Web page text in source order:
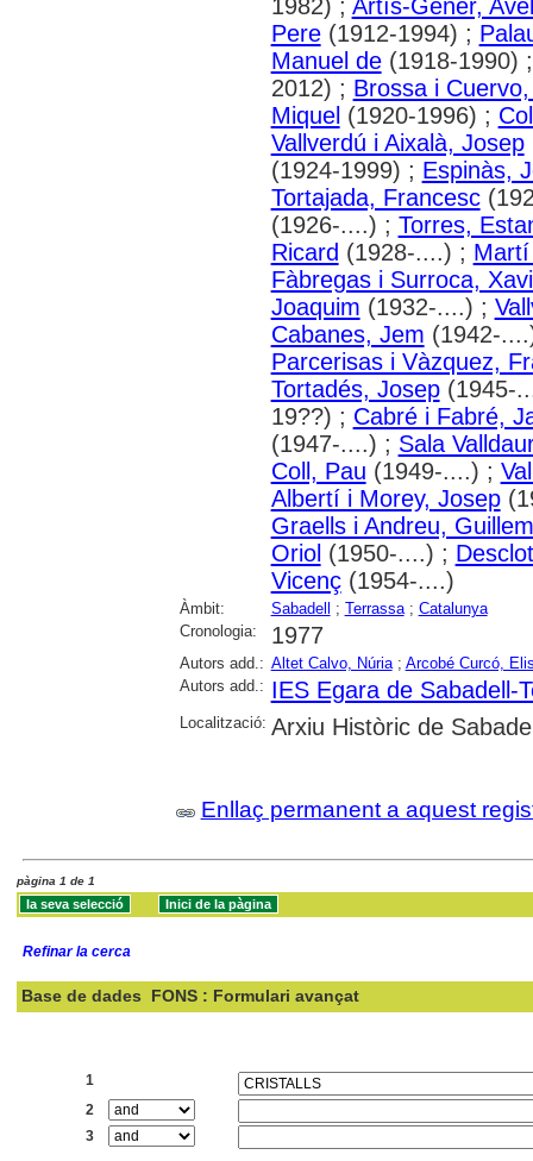
1982) ; Artís-Gener,
Pere(1912-1994) ;
Manuel de(1918-1990)
2012) ; Brossa i
Miquel (1920-1996) ;
Vallverdú i Aixalà, Josep
(1924-1999) ; Espinàs,
Tortajada, Francesc
(1926-....) ; Torres,
Ricard (1928-....) ;
Fàbregas i Surroca,
Joaquim (1932-....) ;
Cabanes, Jem (1942-
Parcerisas i Vàzquez,
Tortadés, Josep(1945-
19??) ; Cabré i Fabré,
(1947-....) ; Sala
Coll, Pau (1949-....) ;
Albertí i Morey, Josep
Graells i Andreu,
Oriol (1950-....) ;
Vicenç(1954-....)
Àmbit: Sabadell ; Terrassa; Catalunya
Cronologia:
1977
Autors add.: Altet Calvo, Núria; Arcobé Curcó,
Autors add.: IES Egara de Sabadell-
Localització: Arxiu Històric de
Enllaç permanent a aquest
pàgina 1 de 1
Refinar la cerca
Base de dades FONS : Formulari avançat
1
2
3